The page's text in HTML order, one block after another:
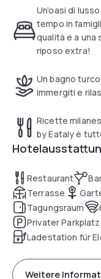
Un’oasi di
tempo in
qualità e a una
riposo extra!
Un bagno
immergiti e
Ricette
by Eataly è
Restaurant
Terrasse
Tagungsraum
Privater
Ladestation für
Weitere